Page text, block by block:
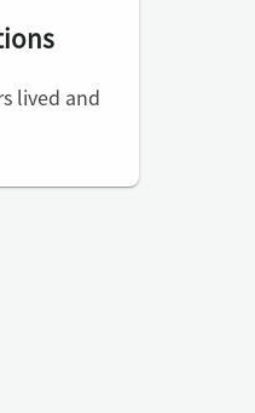
lived and